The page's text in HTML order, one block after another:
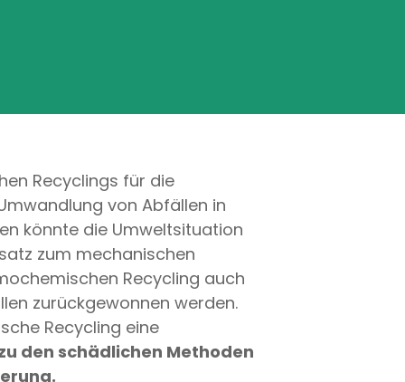
Recyclings für die
von Abfällen in
könnte die Umweltsituation
zum mechanischen
Recycling auch
zurückgewonnen werden.
Recycling eine
den schädlichen Methoden